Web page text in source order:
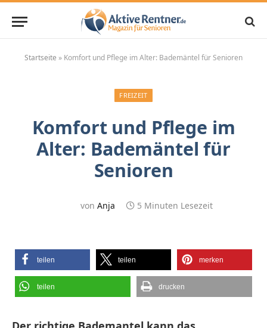
Startseite » Komfort und Pflege im Alter: Bademäntel für Senioren
FREIZEIT
Komfort und Pflege im
Alter: Bademäntel für
Senioren
von Anja 5 Minuten Lesezeit
teilen teilen merken
teilen drucken